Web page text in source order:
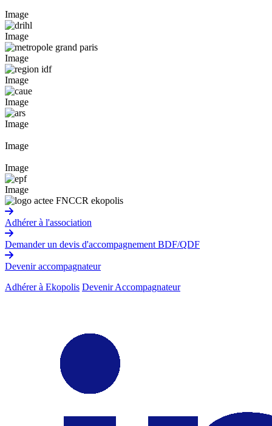
Image
Image
Image
Image
Image
Image
Image
Image
Image
Adhérer à l'association
Demander un devis d'accompagnement BDF/QDF
Devenir accompagnateur
Adhérer à Ekopolis Devenir Accompagnateur